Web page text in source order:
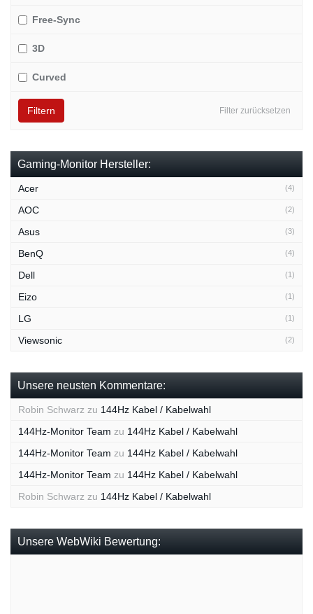
Free-Sync
3D
Curved
Filter zurücksetzen
Filtern
Gaming-Monitor Hersteller:
Acer (4)
AOC (2)
Asus (3)
BenQ (4)
Dell (1)
Eizo (1)
LG (1)
Viewsonic (2)
Unsere neusten Kommentare:
Robin Schwarz zu 144Hz Kabel / Kabelwahl
144Hz-Monitor Team zu 144Hz Kabel / Kabelwahl
144Hz-Monitor Team zu 144Hz Kabel / Kabelwahl
144Hz-Monitor Team zu 144Hz Kabel / Kabelwahl
Robin Schwarz zu 144Hz Kabel / Kabelwahl
Unsere WebWiki Bewertung: